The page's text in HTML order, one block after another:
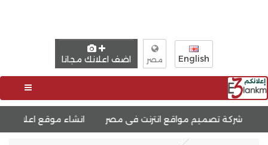
English مصر اضف اعلانك مجانا
انترنت فى مصر انشاء موقع اعلانات مبوبة تصميم